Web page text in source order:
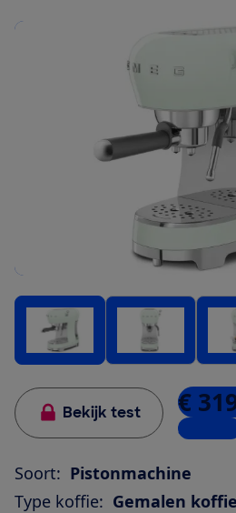
Bekijk test €
3
Soort: Pistonmachine
Type koffie: Gemalen koffie